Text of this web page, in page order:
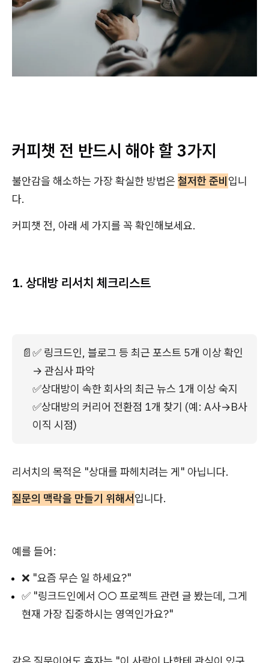
커피챗 전 반드시 해야 할 3가지
불안감을 해소하는 가장 확실한 방법은 철저한 준비입니
다.
커피챗 전, 아래 세 가지를 꼭 확인해보세요.
1. 상대방 리서치 체크리스트
📄✅ 링크드인, 블로그 등 최근 포스트 5개 이상 확인
→ 관심사 파악
✅상대방이 속한 회사의 최근 뉴스 1개 이상 숙지
✅상대방의 커리어 전환점 1개 찾기 (예: A사→B사
이직 시점)
리서치의 목적은 "상대를 파헤치려는 게" 아닙니다.
질문의 맥락을 만들기 위해서입니다.
예를 들어:
❌ "요즘 무슨 일 하세요?"
✅ "링크드인에서 ○○ 프로젝트 관련 글 봤는데, 그게
현재 가장 집중하시는 영역인가요?"